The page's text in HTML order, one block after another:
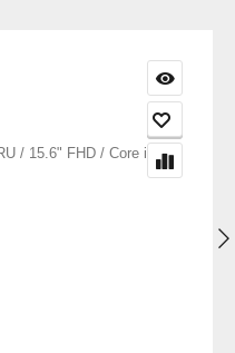
/ 15.6" FHD / Core i3